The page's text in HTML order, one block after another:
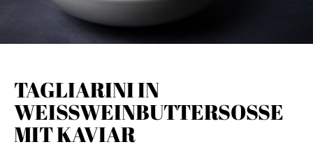
TAGLIARINI IN
WEISSWEINBUTTERSOSSE MI
T KAVIAR